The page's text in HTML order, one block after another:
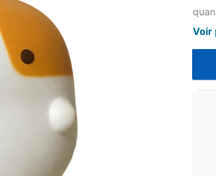
un
Voir